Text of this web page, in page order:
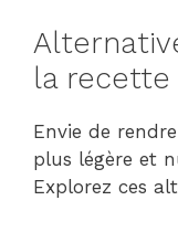
la recette
Envie de
plus légère et
Explorez ces